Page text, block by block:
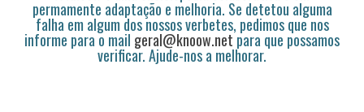
permamente adaptação e melhoria. Se detetou alguma
falha em algum dos nossos verbetes, pedimos que nos
informe para o mail geral@knoow.netpara que possamos
verificar. Ajude-nos a melhorar.